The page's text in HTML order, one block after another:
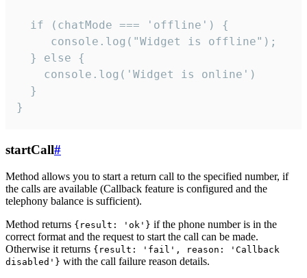
  if (chatMode === 'offline') {
     console.log("Widget is offline");
  } else {
    console.log('Widget is online')
  }
}
startCall#
Method allows you to start a return call to the specified number, if
the calls are available (Callback feature is configured and the
telephony balance is sufficient).
Method returns {result: 'ok'} if the phone number is in the
correct format and the request to start the call can be made.
Otherwise it returns {result: 'fail', reason: 'Callback
disabled'} with the call failure reason details.